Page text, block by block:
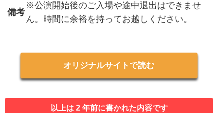
備考
※公演開始後のご入場や途中退出はできませ
ん。時間に余裕を持ってお越しください。
オリジナルサイトで読む
以上は 2 年前に書かれた内容です